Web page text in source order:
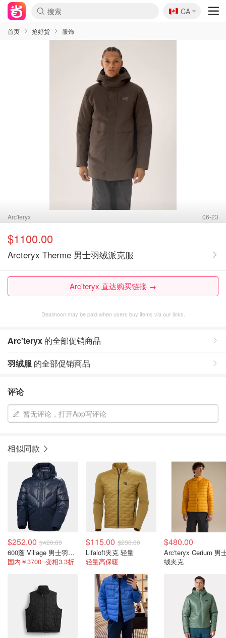
🇨🇦
CA
首页 抢好货 服饰
Arc'teryx 06-23
$1100.00
Arcteryx Therme 男士羽绒派克服
Arc'teryx 直达购买链接 →
Dealmoon may be paid when users buy items via our links.
Arc'teryx 的全部促销商品
羽绒服 的全部促销商品
评论
暂无评论，打开App写评论
相似同款
$252.00 $420.00
600蓬 Village 男士羽绒夹克
国内￥3700=变相3.3折
$115.00 $230.00
Lifaloft夹克 轻量
轻量高保暖
$480.00
Arc'teryx Cerium 男
绒夹克